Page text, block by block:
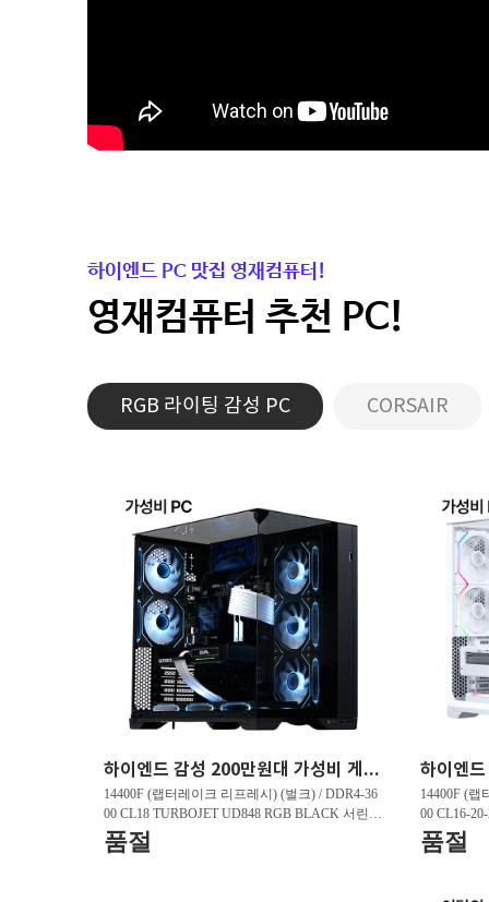
하이엔드 PC 맛집 영재컴퓨터!
영재컴퓨터 추천 PC!
RGB 라이팅 감성 PC CORSAIR
하이엔드 감성 200만원대 가성비 게이밍PC HY263 FHD 리그오브레전드 200 프레임 , 발로란트 240 프레임 , 배틀그라운드 150 프레임
14400F (랩터레이크 리프레시) (벌크) / DDR4-36
00 CL18 TURBOJET UD848 RGB BLACK 서린 (3
2GB(16Gx2)) / B760M DS3H D4 제이씨현 / 지포
스 RTX 5060 DUAL OC D7 8GB 이엠텍 / T500 M.
품절
14400F (랩
00 CL16-
5060
품절